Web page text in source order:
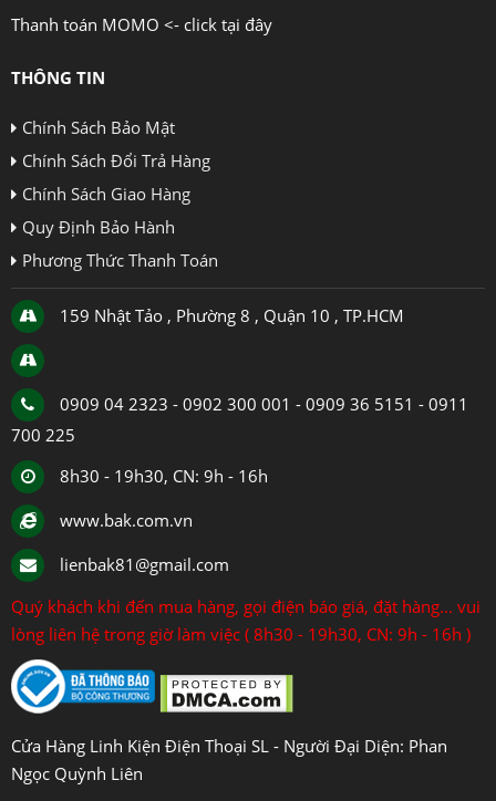
Thanh toán MOMO <- click tại đây
THÔNG TIN
Chính Sách Bảo Mật
Chính Sách Đổi Trả Hàng
Chính Sách Giao Hàng
Quy Định Bảo Hành
Phương Thức Thanh Toán
159 Nhật Tảo , Phường 8 , Quận 10 , TP.HCM
0909 04 2323 - 0902 300 001 - 0909 36 5151 - 0911
700 225
8h30 - 19h30, CN: 9h - 16h
www.bak.com.vn
lienbak81@gmail.com
Quý khách khi đến mua hàng, gọi điện báo giá, đặt hàng... vui
lòng liên hệ trong giờ làm việc ( 8h30 - 19h30, CN: 9h - 16h )
Cửa Hàng Linh Kiện Điện Thoại SL - Người Đại Diện: Phan
Ngọc Quỳnh Liên